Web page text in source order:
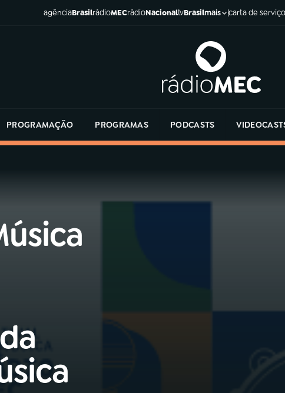
agênciaBrasilrádioMECrádioNacionaltvBrasilmais carta de serviço
PROGRAMAÇÃO PROGRAMAS PODCASTS